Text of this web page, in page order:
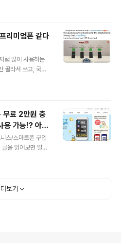
행해서 파는 업체
주장을 했다. 그래
과 비교를 해볼 생
. 자세히 알아본 건
게 된 것만 이야기
해외 제품은 4G 6
되니, 이 정도 차이
Galaxy ..
리미엄폰 같다
럼 많이 사용하는
골라서 쓰고, 국내
, 그런 쪽에 스마트
제품 비싸게 사지
없이 읽었던 기사:
엄폰 같은 중저가
제품 세부 사양
드 디스플레이 크
무료 2만원 충
용 가능!? 아님
무료일지도...
스/스마트폰 구입
을 읽어보면 알겠
KT엠모바일의 U
래서 가끔 알뜰요
더보기